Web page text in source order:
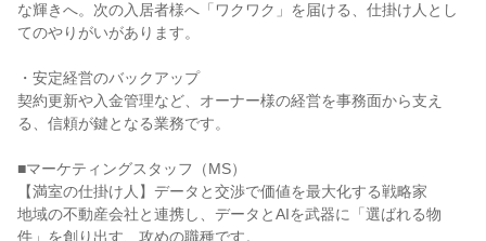
な輝きへ。次の入居者様へ「ワクワク」を届ける、仕掛け人とし
てのやりがいがあります。
・安定経営のバックアップ
契約更新や入金管理など、オーナー様の経営を事務面から支え
る、信頼が鍵となる業務です。
■マーケティングスタッフ（MS）
【満室の仕掛け人】データと交渉で価値を最大化する戦略家
地域の不動産会社と連携し、データとAIを武器に「選ばれる物
件」を創り出す、攻めの職種です。